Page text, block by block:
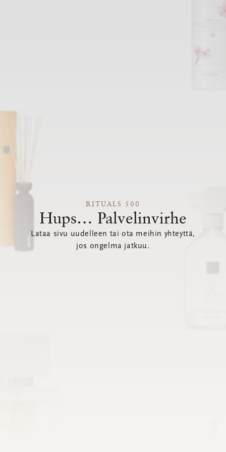
RITUALS 500
Hups… Palvelinvirhe
Lataa sivu uudelleen tai ota meihin yhteyttä,
jos ongelma jatkuu.